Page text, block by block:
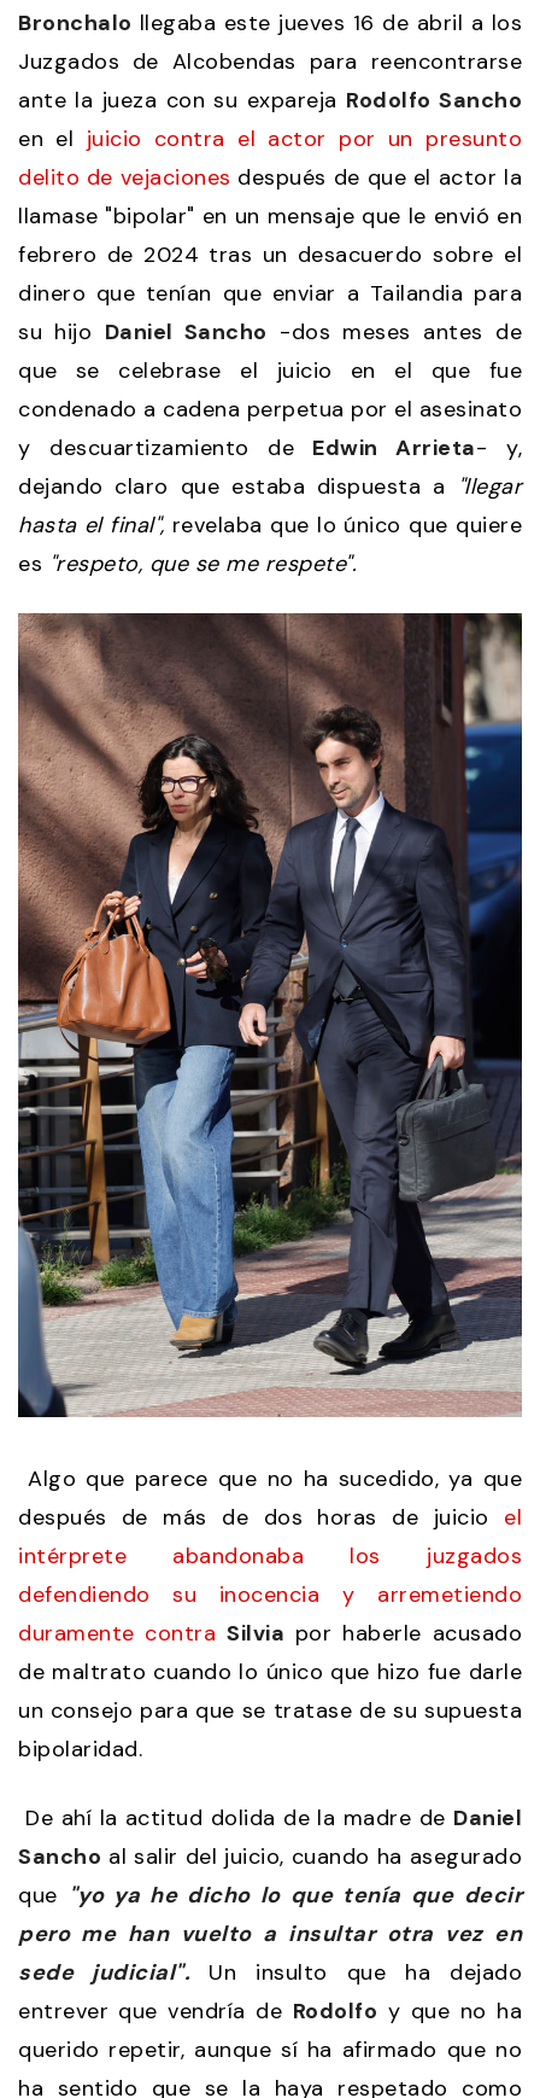
Bronchalo llegaba este jueves 16 de abril a los
Juzgados de Alcobendas para reencontrarse
ante la jueza con su expareja Rodolfo Sancho
en el juicio contra el actor por un presunto
delito de vejaciones después de que el actor la
llamase "bipolar" en un mensaje que le envió en
febrero de 2024 tras un desacuerdo sobre el
dinero que tenían que enviar a Tailandia para
su hijo Daniel Sancho -dos meses antes de
que se celebrase el juicio en el que fue
condenado a cadena perpetua por el asesinato
y descuartizamiento de Edwin Arrieta- y,
dejando claro que estaba dispuesta a
"llegar
hasta el final", revelaba que lo único que quiere
es "respeto, que se me respete".
Algo que parece que no ha sucedido, ya que
después de más de dos horas de juicio el
intérprete abandonaba los juzgados
defendiendo su inocencia y arremetiendo
duramente contraSilvia por haberle acusado
de maltrato cuando lo único que hizo fue darle
un consejo para que se tratase de su supuesta
bipolaridad.
De ahí la actitud dolida de la madre de Daniel
Sancho al salir del juicio, cuando ha asegurado
que "yo ya he dicho lo que tenía que decir
pero me han vuelto a insultar otra vez en
sede judicial". Un insulto que ha dejado
entrever que vendría de Rodolfo y que no ha
querido repetir, aunque sí ha afirmado que no
ha sentido que se la haya respetado como